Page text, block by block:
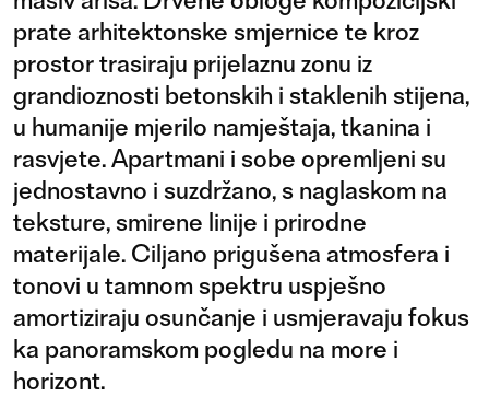
prate arhitektonske smjernice te kroz
prostor trasiraju prijelaznu zonu iz
grandioznosti betonskih i staklenih stijena,
u humanije mjerilo namještaja, tkanina i
rasvjete. Apartmani i sobe opremljeni su
jednostavno i suzdržano, s naglaskom na
teksture, smirene linije i prirodne
materijale. Ciljano prigušena atmosfera i
tonovi u tamnom spektru uspješno
amortiziraju osunčanje i usmjeravaju fokus
ka panoramskom pogledu na more i
horizont.